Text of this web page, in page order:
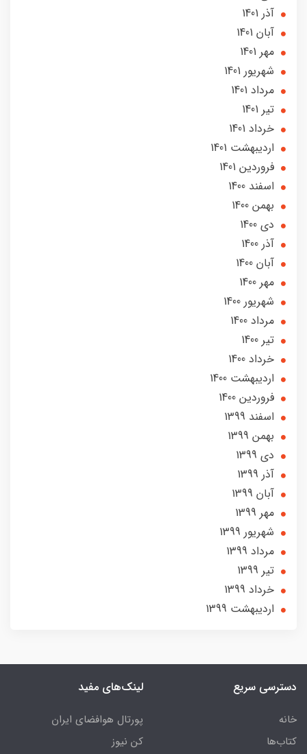
آذر 1401
آبان 1401
مهر 1401
شهریور 1401
مرداد 1401
تير 1401
خرداد 1401
ارديبهشت 1401
فروردین 1401
اسفند 1400
بهمن 1400
دی 1400
آذر 1400
آبان 1400
مهر 1400
شهریور 1400
مرداد 1400
تير 1400
خرداد 1400
ارديبهشت 1400
فروردین 1400
اسفند 1399
بهمن 1399
دی 1399
آذر 1399
آبان 1399
مهر 1399
شهریور 1399
مرداد 1399
تير 1399
خرداد 1399
ارديبهشت 1399
دسترسی سریع
خانه
کتاب‌ها
لینک‌های مفید
پورتال هوافضای ایران
کن نیوز